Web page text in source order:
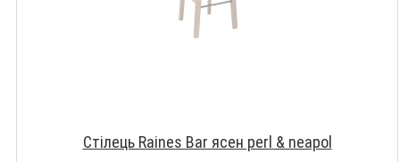
Стілець Raines Bar ясен perl & neapol